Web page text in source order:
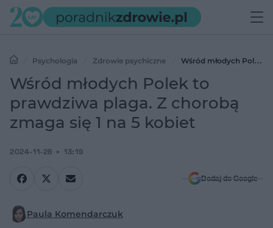
Psychologia Zdrowie psychiczne
Wśród młodych Polek
to prawdziwa plaga. Z chorobą zmaga się 1 na 5 kobiet
Wśród młodych Polek to
prawdziwa plaga. Z chorobą
zmaga się 1 na 5 kobiet
2024-11-28 13:19
Dodaj do Google
Paula Komendarczuk